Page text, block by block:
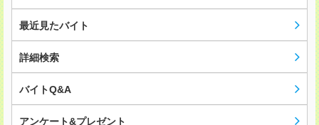
最近見たバイト
詳細検索
バイトQ&A
アンケート&プレゼント